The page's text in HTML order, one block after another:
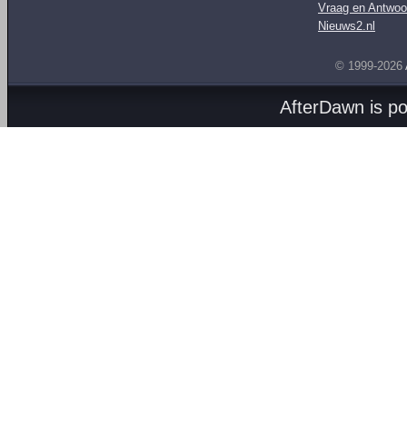
Vraag en
Nieuws2.nl
© 1999-2026
AfterDawn is